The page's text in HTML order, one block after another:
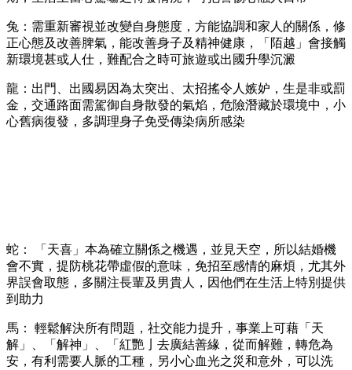
兔：需重新審視並改變自身態度，方能協調和家人的關係，修
正心態及改善脾氣，能改善身子及精神健康，「陌越」會接觸
新環境甚或人仕，難配合之時可旅遊或出國升學沉澱
龍：出門、出國易因為太突出、太招搖令人嫉妒，生是非或罰
金，交通路面需駕御自身散發的氣焰，危險潛藏於環境中，小
心舊病復發，多調理身子免受傳染病所感染
蛇： 「天喜」本為確立關係之機遇，並見天空，所以結婚機
會不實，提防桃花帶虛假的意味，免招至感情的麻煩，尤其外
界誤會取態，多關注長輩及男貴人，因他們在生活上特別提供
到助力
馬： 輕鬆解決所有問題，社交能力提升，事業上可藉「天
解」、「解神」、「紅艷亅去廣結善緣，從而解難，轉危為
安，有利需要人脈的工種，另小心血光之災和意外，可以洗